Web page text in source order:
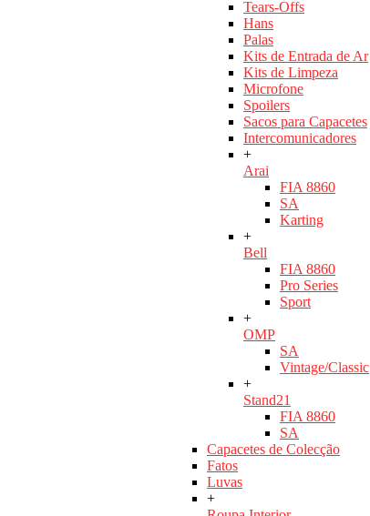
Tears-Offs
Hans
Palas
Kits de Entrada de Ar
Kits de Limpeza
Microfone
Spoilers
Sacos para Capacetes
Intercomunicadores
+
Arai
FIA 8860
SA
Karting
+
Bell
FIA 8860
Pro Series
Sport
+
OMP
SA
Vintage/Classic
+
Stand21
FIA 8860
SA
Capacetes de Colecção
Fatos
Luvas
+